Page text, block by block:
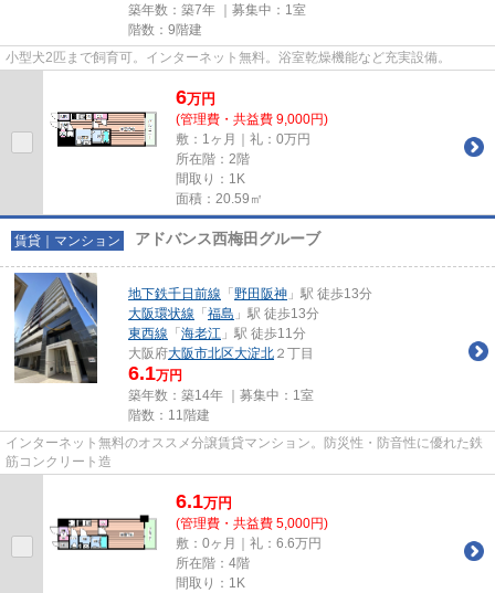
築年数：築7年 ｜募集中： 1室
階数：9階建
小型犬2匹まで飼育可。インターネット無料。浴室乾燥機能など充実設備。
6万円
(管理費・共益費 9,000円)
敷：1ヶ月｜礼：0万円
所在階：2階
間取り：1K
面積：20.59㎡
賃貸｜マンション アドバンス西梅田グルーブ
地下鉄千日前線 「 野田阪神 」駅 徒歩13分
大阪環状線 「 福島 」駅 徒歩13分
東西線 「 海老江 」駅 徒歩11分
大阪府大阪市北区大淀北 ２丁目
6.1万円
築年数：築14年 ｜募集中： 1室
階数：11階建
インターネット無料のオススメ分譲賃貸マンション。防災性・防音性に優れた鉄
筋コンクリート造
6.1万円
(管理費・共益費 5,000円)
敷：0ヶ月｜礼：6.6万円
所在階：4階
間取り：1K